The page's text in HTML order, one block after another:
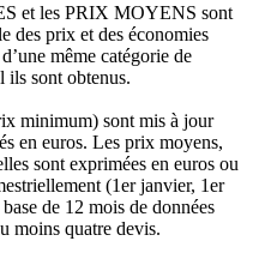
et les PRIX MOYENS sont
des prix et des économies
même catégorie de
ils sont obtenus.
minimum) sont mis à jour
en euros. Les prix moyens,
sont exprimées en euros ou
(1er janvier, 1er
de 12 mois de données
moins quatre devis.